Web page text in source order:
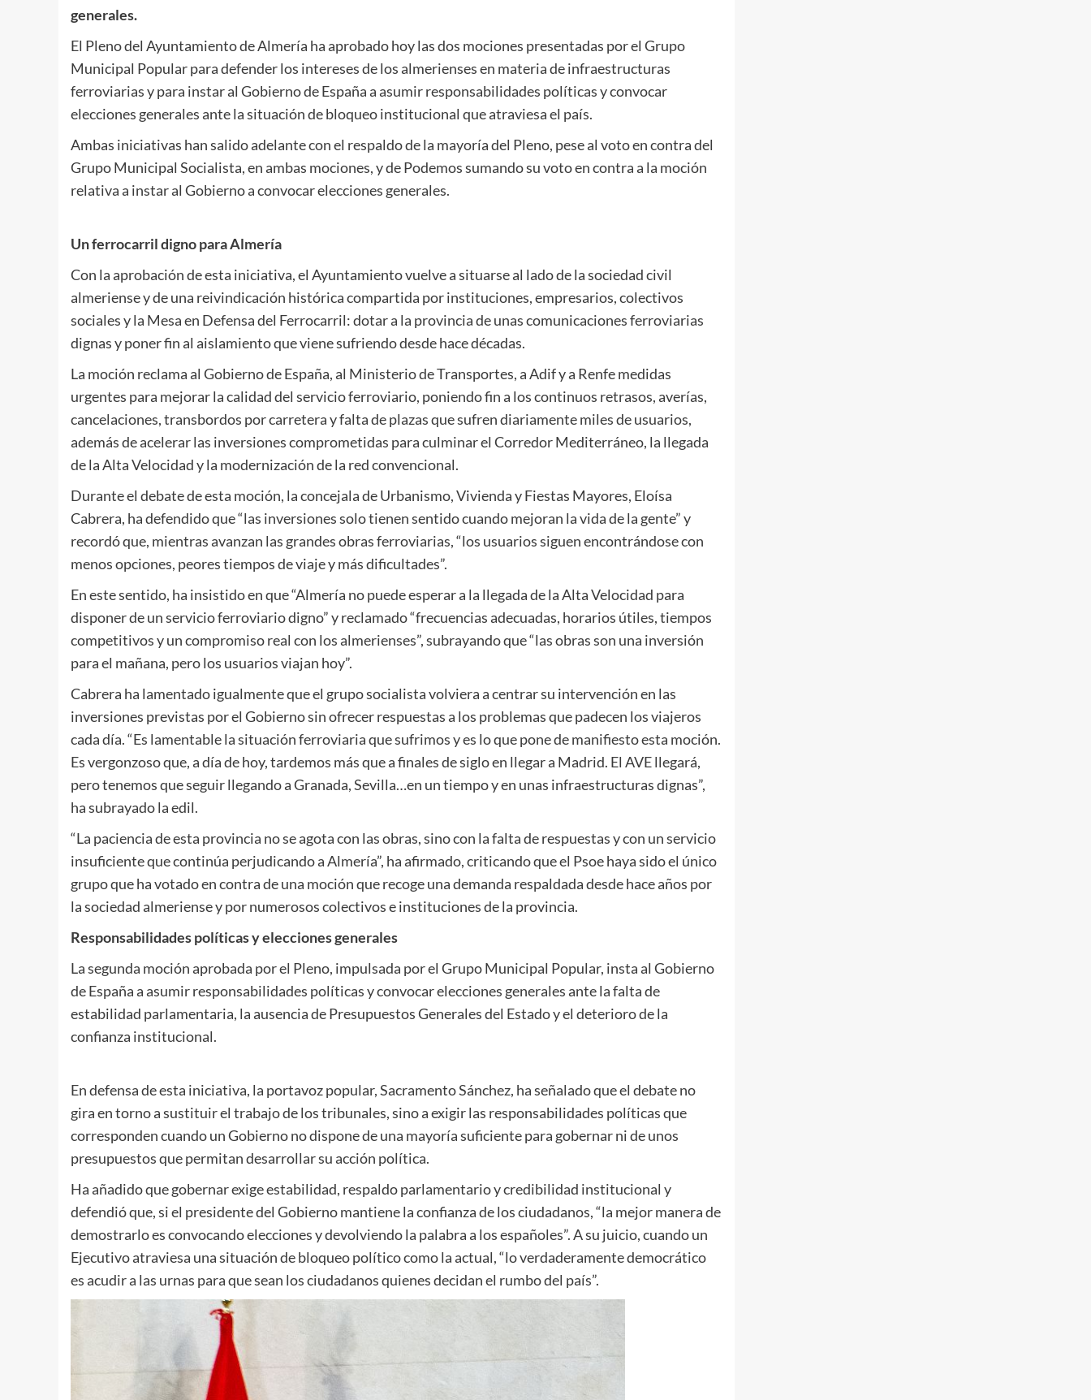
generales.
El Pleno del Ayuntamiento de Almería ha aprobado hoy las dos mociones presentadas por el Grupo
Municipal Popular para defender los intereses de los almerienses en materia de infraestructuras
ferroviarias y para instar al Gobierno de España a asumir responsabilidades políticas y convocar
elecciones generales ante la situación de bloqueo institucional que atraviesa el país.
Ambas iniciativas han salido adelante con el respaldo de la mayoría del Pleno, pese al voto en contra del
Grupo Municipal Socialista, en ambas mociones, y de Podemos sumando su voto en contra a la moción
relativa a instar al Gobierno a convocar elecciones generales.
Un ferrocarril digno para Almería
Con la aprobación de esta iniciativa, el Ayuntamiento vuelve a situarse al lado de la sociedad civil
almeriense y de una reivindicación histórica compartida por instituciones, empresarios, colectivos
sociales y la Mesa en Defensa del Ferrocarril: dotar a la provincia de unas comunicaciones ferroviarias
dignas y poner fin al aislamiento que viene sufriendo desde hace décadas.
La moción reclama al Gobierno de España, al Ministerio de Transportes, a Adif y a Renfe medidas
urgentes para mejorar la calidad del servicio ferroviario, poniendo fin a los continuos retrasos, averías,
cancelaciones, transbordos por carretera y falta de plazas que sufren diariamente miles de usuarios,
además de acelerar las inversiones comprometidas para culminar el Corredor Mediterráneo, la llegada
de la Alta Velocidad y la modernización de la red convencional.
Durante el debate de esta moción, la concejala de Urbanismo, Vivienda y Fiestas Mayores, Eloísa
Cabrera, ha defendido que “las inversiones solo tienen sentido cuando mejoran la vida de la gente” y
recordó que, mientras avanzan las grandes obras ferroviarias, “los usuarios siguen encontrándose con
menos opciones, peores tiempos de viaje y más dificultades”.
En este sentido, ha insistido en que “Almería no puede esperar a la llegada de la Alta Velocidad para
disponer de un servicio ferroviario digno” y reclamado “frecuencias adecuadas, horarios útiles, tiempos
competitivos y un compromiso real con los almerienses”, subrayando que “las obras son una inversión
para el mañana, pero los usuarios viajan hoy”.
Cabrera ha lamentado igualmente que el grupo socialista volviera a centrar su intervención en las
inversiones previstas por el Gobierno sin ofrecer respuestas a los problemas que padecen los viajeros
cada día. “Es lamentable la situación ferroviaria que sufrimos y es lo que pone de manifiesto esta moción.
Es vergonzoso que, a día de hoy, tardemos más que a finales de siglo en llegar a Madrid. El AVE llegará,
pero tenemos que seguir llegando a Granada, Sevilla…en un tiempo y en unas infraestructuras dignas”,
ha subrayado la edil.
“La paciencia de esta provincia no se agota con las obras, sino con la falta de respuestas y con un servicio
insuficiente que continúa perjudicando a Almería”, ha afirmado, criticando que el Psoe haya sido el único
grupo que ha votado en contra de una moción que recoge una demanda respaldada desde hace años por
la sociedad almeriense y por numerosos colectivos e instituciones de la provincia.
Responsabilidades políticas y elecciones generales
La segunda moción aprobada por el Pleno, impulsada por el Grupo Municipal Popular, insta al Gobierno
de España a asumir responsabilidades políticas y convocar elecciones generales ante la falta de
estabilidad parlamentaria, la ausencia de Presupuestos Generales del Estado y el deterioro de la
confianza institucional.
En defensa de esta iniciativa, la portavoz popular, Sacramento Sánchez, ha señalado que el debate no
gira en torno a sustituir el trabajo de los tribunales, sino a exigir las responsabilidades políticas que
corresponden cuando un Gobierno no dispone de una mayoría suficiente para gobernar ni de unos
presupuestos que permitan desarrollar su acción política.
Ha añadido que gobernar exige estabilidad, respaldo parlamentario y credibilidad institucional y
defendió que, si el presidente del Gobierno mantiene la confianza de los ciudadanos, “la mejor manera de
demostrarlo es convocando elecciones y devolviendo la palabra a los españoles”. A su juicio, cuando un
Ejecutivo atraviesa una situación de bloqueo político como la actual, “lo verdaderamente democrático
es acudir a las urnas para que sean los ciudadanos quienes decidan el rumbo del país”.